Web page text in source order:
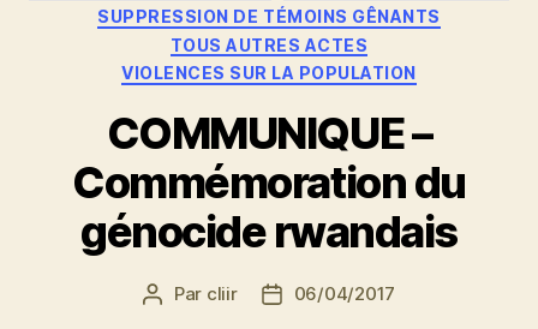
SUPPRESSION DE TÉMOINS GÊNANTS
TOUS AUTRES ACTES
VIOLENCES SUR LA POPULATION
COMMUNIQUE –
Commémoration du
génocide rwandais
Auteur
Par cliir
Date06/04/2017